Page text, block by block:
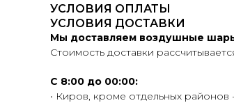
УСЛОВИЯ ОПЛАТЫ
УСЛОВИЯ ДОСТАВКИ
Мы доставляем воздушные
Стоимость доставки
С 8:00 до 00:00:
• Киров, кроме отдельных